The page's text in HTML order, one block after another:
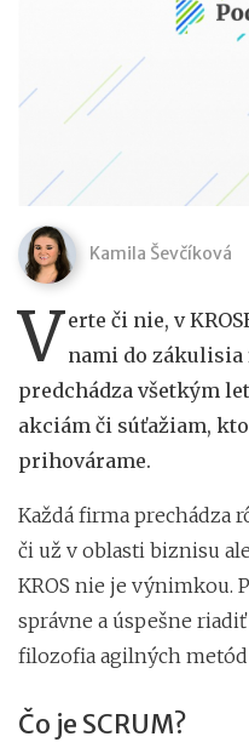
Kamila Ševčíková
V erte či nie, v
nami do zákulisia
predchádza všetkým
akciám či súťažiam,
prihovárame.
Každá firma prechádza
či už v oblasti biznisu
KROS nie je výnimkou.
správne a úspešne
filozofia agilných metód
Čo je SCRUM?